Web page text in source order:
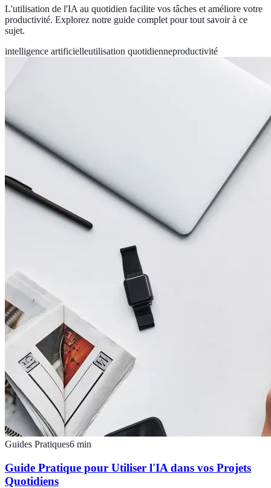
L'utilisation de l'IA au quotidien facilite vos tâches et améliore votre
productivité. Explorez notre guide complet pour tout savoir à ce
sujet.
intelligence artificielleutilisation quotidienneproductivité
Guides Pratiques6 min
Guide Pratique pour Utiliser l'IA dans vos Projets
Quotidiens